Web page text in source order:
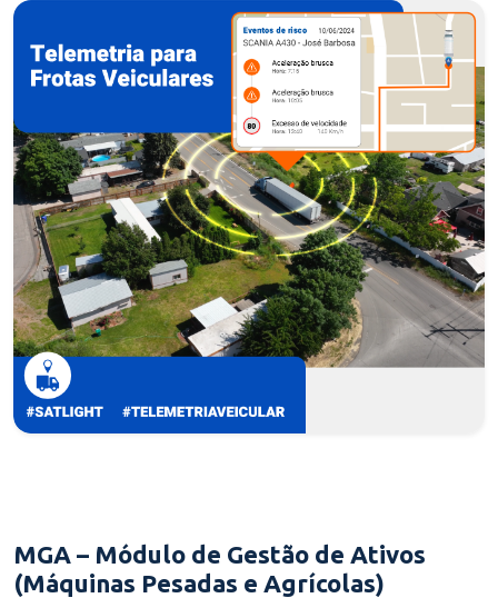
MGA – Módulo de Gestão de Ativos
(Máquinas Pesadas e Agrícolas)